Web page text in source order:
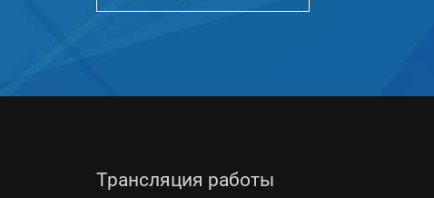
Трансляция работы